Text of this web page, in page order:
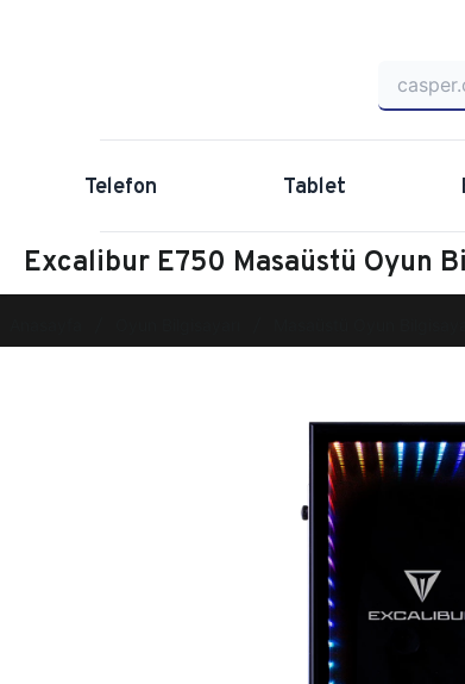
Telefon Tablet
Excalibur E750 Masaüstü Oyun